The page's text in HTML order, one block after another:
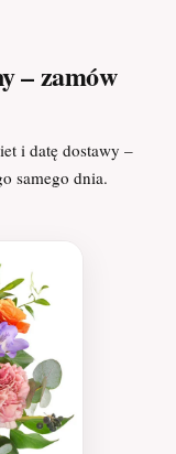
– zamów
i datę dostawy –
samego dnia.